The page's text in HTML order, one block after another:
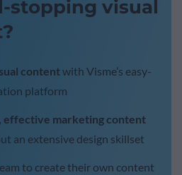
stopping visual
contentwith Visme’s easy-
platform
effective marketing content
an extensive design skillset
to create their own content